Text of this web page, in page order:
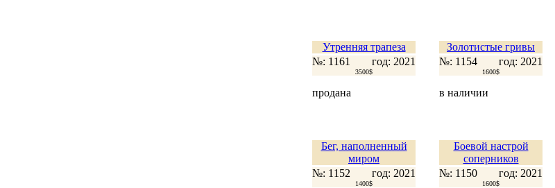
Утренняя трапеза
№: 1161
год: 2021
3500$
продана
Золотистые гривы
№: 1154
год: 2021
1600$
в наличии
Бег, наполненный
миром
№: 1152
год: 2021
1400$
Боевой настрой
соперников
№: 1150
год: 2021
1600$